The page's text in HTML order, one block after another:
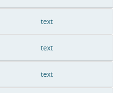
text
text
text